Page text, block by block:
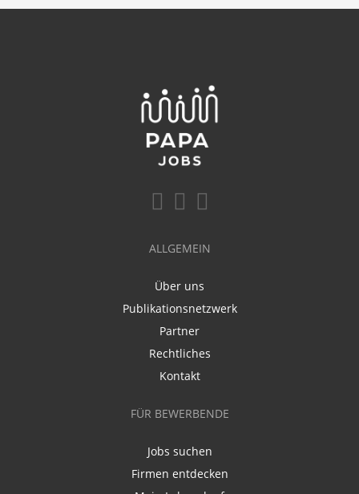
ALLGEMEIN
Über uns
Publikationsnetzwerk
Partner
Rechtliches
Kontakt
FÜR BEWERBENDE
Jobs suchen
Firmen entdecken